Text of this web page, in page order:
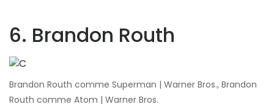
6. Brandon Routh
Brandon Routh comme Superman | Warner Bros., Brandon
Routh comme Atom | Warner Bros.